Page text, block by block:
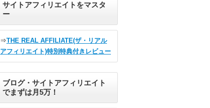
サイトアフィリエイトをマスタ
ー
⇒THE REAL AFFILIATE(ザ・リアル
アフィリエイト)特別特典付きレビュー
ブログ・サイトアフィリエイト
でまずは月5万！